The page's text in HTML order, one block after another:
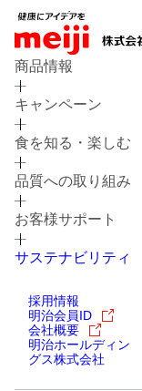
商品情報
キャンペーン
食を知る・楽しむ
品質への取り組み
お客様サポート
サステナビリティ
採用情報
明治会員ID
会社概要
明治ホールディン
グス株式会社